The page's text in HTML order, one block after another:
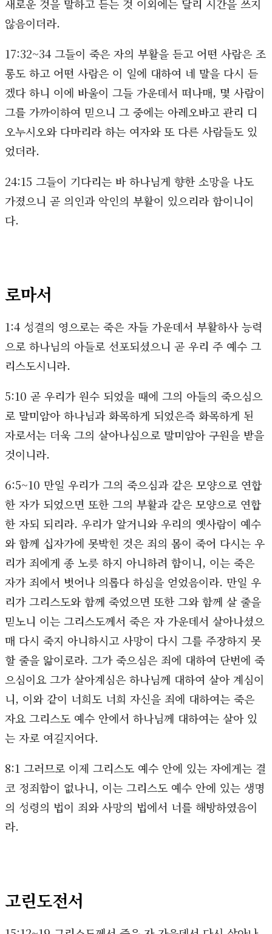
새로운 것을 말하고 듣는 것 이외에는 달리 시간을 쓰지
않음이더라.
17:32~34 그들이 죽은 자의 부활을 듣고 어떤 사람은 조
롱도 하고 어떤 사람은 이 일에 대하여 네 말을 다시 듣
겠다 하니 이에 바울이 그들 가운데서 떠나매, 몇 사람이
그를 가까이하여 믿으니 그 중에는 아레오바고 관리 디
오누시오와 다마리라 하는 여자와 또 다른 사람들도 있
었더라.
24:15 그들이 기다리는 바 하나님게 향한 소망을 나도
가졌으니 곧 의인과 악인의 부활이 있으리라 함이니이
다.
로마서
1:4 성결의 영으로는 죽은 자들 가운데서 부활하사 능력
으로 하나님의 아들로 선포되셨으니 곧 우리 주 예수 그
리스도시니라.
5:10 곧 우리가 원수 되었을 때에 그의 아들의 죽으심으
로 말미암아 하나님과 화목하게 되었은즉 화목하게 된
자로서는 더욱 그의 살아나심으로 말미암아 구원을 받을
것이니라.
6:5~10 만일 우리가 그의 죽으심과 같은 모양으로 연합
한 자가 되었으면 또한 그의 부활과 같은 모양으로 연합
한 자되 되리라. 우리가 알거니와 우리의 옛사람이 예수
와 함께 십자가에 못박힌 것은 죄의 몸이 죽어 다시는 우
리가 죄에게 종 노릇 하지 아니하려 함이니, 이는 죽은
자가 죄에서 벗어나 의롭다 하심을 얻었음이라. 만일 우
리가 그리스도와 함께 죽었으면 또한 그와 함께 살 줄을
믿노니 이는 그리스도께서 죽은 자 가운데서 살아나셨으
매 다시 죽지 아니하시고 사망이 다시 그를 주장하지 못
할 줄을 앎이로라. 그가 죽으심은 죄에 대하여 단번에 죽
으심이요 그가 살아계심은 하나님께 대하여 살아 계심이
니, 이와 같이 너희도 너희 자신을 죄에 대하여는 죽은
자요 그리스도 예수 안에서 하나님께 대하여는 살아 있
는 자로 여길지어다.
8:1 그러므로 이제 그리스도 예수 안에 있는 자에게는 결
코 정죄함이 없나니, 이는 그리스도 예수 안에 있는 생명
의 성령의 법이 죄와 사망의 법에서 너를 해방하였음이
라.
고린도전서